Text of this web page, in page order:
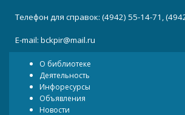
Телефон для справок: (4942) 55-14-71,
E-mail: bckpir@mail.ru
О библиотеке
Деятельность
Инфоресурсы
Объявления
Новости